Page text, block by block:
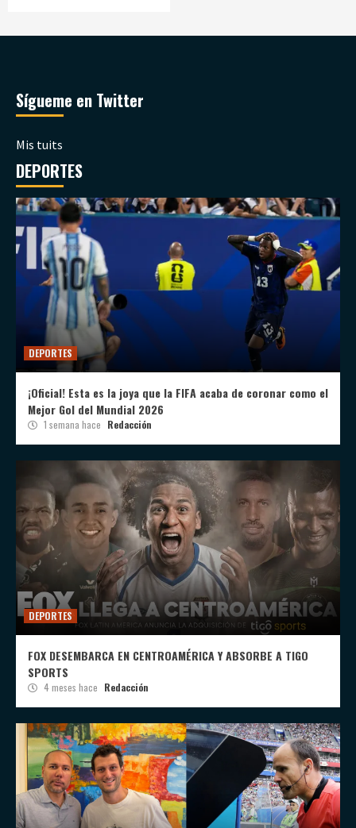
Sígueme en Twitter
Mis tuits
DEPORTES
DEPORTES
¡Oficial! Esta es la joya que la FIFA acaba de coronar como el
Mejor Gol del Mundial 2026
1 semana hace Redacción
DEPORTES
FOX DESEMBARCA EN CENTROAMÉRICA Y ABSORBE A TIGO
SPORTS
4 meses hace Redacción